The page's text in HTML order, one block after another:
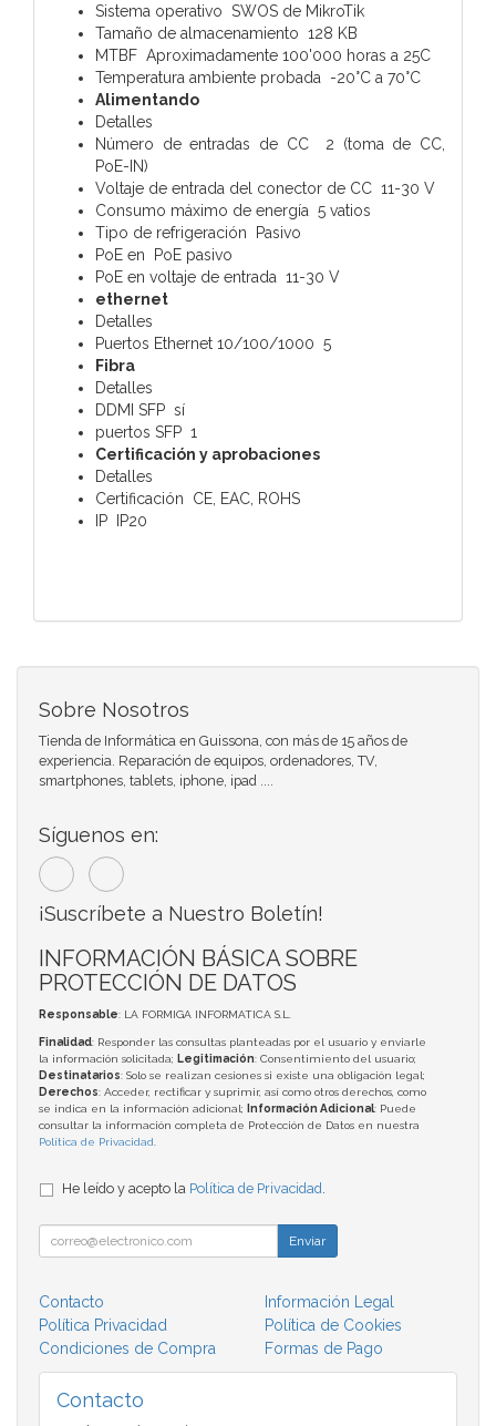
Sistema operativo SWOS de MikroTik
Tamaño de almacenamiento 128 KB
MTBF Aproximadamente 100'000 horas a 25C
Temperatura ambiente probada -20°C a 70°C
Alimentando
Detalles
Número de entradas de CC 2 (toma de CC,
PoE-IN)
Voltaje de entrada del conector de CC 11-30 V
Consumo máximo de energía 5 vatios
Tipo de refrigeración Pasivo
PoE en PoE pasivo
PoE en voltaje de entrada 11-30 V
ethernet
Detalles
Puertos Ethernet 10/100/1000 5
Fibra
Detalles
DDMI SFP sí
puertos SFP 1
Certificación y aprobaciones
Detalles
Certificación CE, EAC, ROHS
IP IP20
Sobre Nosotros
Tienda de Informática en Guissona, con más de 15 años de
experiencia. Reparación de equipos, ordenadores, TV,
smartphones, tablets, iphone, ipad ....
Síguenos en:
¡Suscríbete a Nuestro Boletín!
INFORMACIÓN BÁSICA SOBRE
PROTECCIÓN DE DATOS
Responsable: LA FORMIGA INFORMATICA S.L.
Finalidad: Responder las consultas planteadas por el usuario y enviarle
la información solicitada; Legitimación: Consentimiento del usuario;
Destinatarios: Solo se realizan cesiones si existe una obligación legal;
Derechos: Acceder, rectificar y suprimir, así como otros derechos, como
se indica en la información adicional;
Información Adicional: Puede
consultar la información completa de Protección de Datos en nuestra
Política de Privacidad
He leído y acepto la Política de Privacidad
Enviar
Contacto
Información Legal
Política Privacidad
Política de Cookies
Condiciones de Compra
Formas de Pago
Contacto